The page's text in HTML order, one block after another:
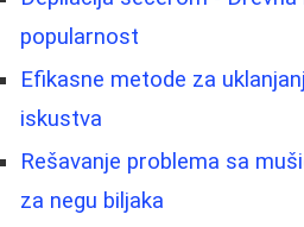
popularnost
Efikasne metode za
iskustva
Rešavanje problema sa
za negu biljaka